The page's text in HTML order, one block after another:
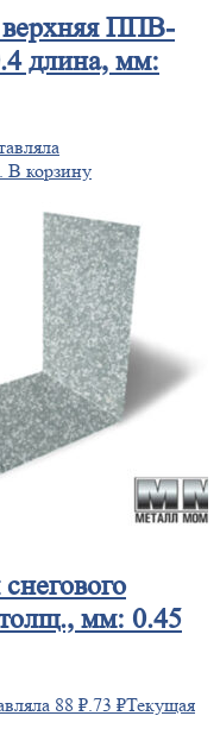
ППВ-
длина, мм:
В корзину
мм: 0.45
88 ₽. 73 ₽Текущая